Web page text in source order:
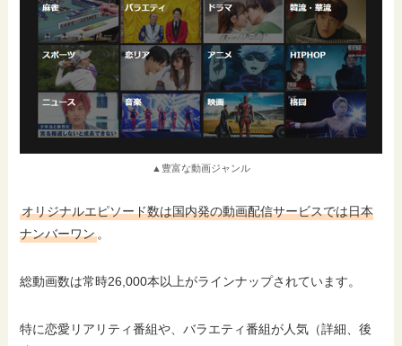
▲豊富な動画ジャンル
オリジナルエピソード数は国内発の動画配信サービスでは日本
ナンバーワン 。
総動画数は常時26,000本以上がラインナップされています。
特に恋愛リアリティ番組や、バラエティ番組が人気（詳細、後